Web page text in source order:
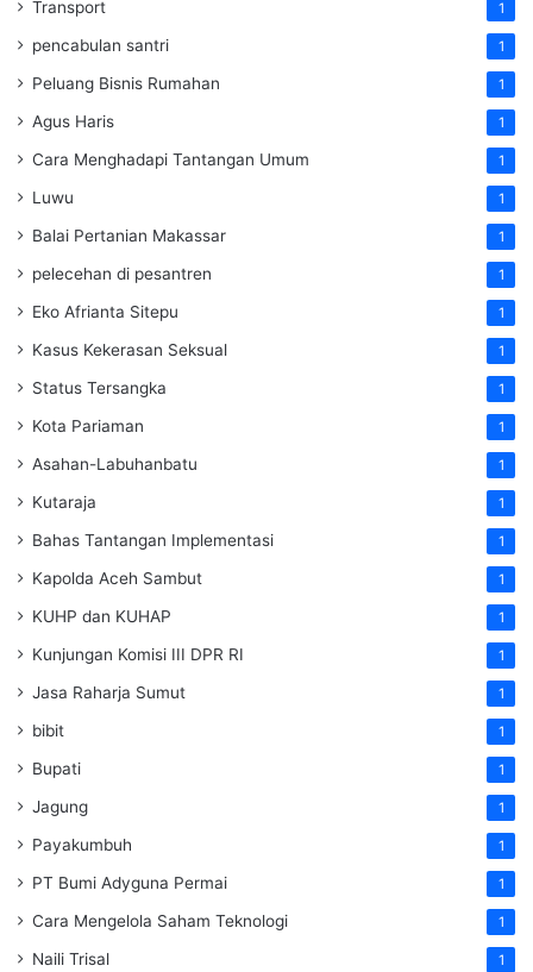
Transport 1
pencabulan santri 1
Peluang Bisnis Rumahan 1
Agus Haris 1
Cara Menghadapi Tantangan Umum 1
Luwu 1
Balai Pertanian Makassar 1
pelecehan di pesantren 1
Eko Afrianta Sitepu 1
Kasus Kekerasan Seksual 1
Status Tersangka 1
Kota Pariaman 1
Asahan-Labuhanbatu 1
Kutaraja 1
Bahas Tantangan Implementasi 1
Kapolda Aceh Sambut 1
KUHP dan KUHAP 1
Kunjungan Komisi III DPR RI 1
Jasa Raharja Sumut 1
bibit 1
Bupati 1
Jagung 1
Payakumbuh 1
PT Bumi Adyguna Permai 1
Cara Mengelola Saham Teknologi 1
Naili Trisal 1